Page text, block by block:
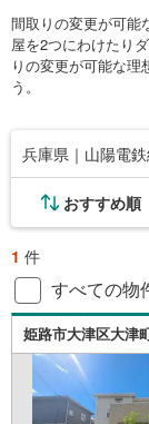
間取りの変更が可能
屋を2つにわけたり
りの変更が可能な理
う。
兵庫県｜山陽電
おすすめ順
1 件
すべての物
姫路市大津区大津